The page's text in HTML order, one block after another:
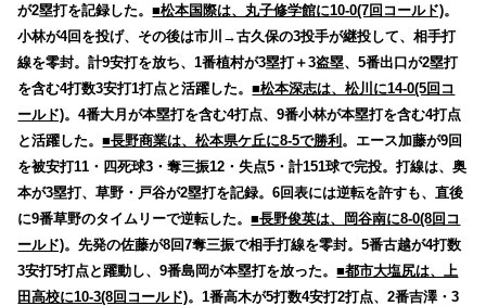
が2塁打を記録した。■松本国際は、丸子修学館に10-0(7回コールド)。
小林が4回を投げ、その後は市川→古久保の3投手が継投して、相手打
線を零封。計9安打を放ち、1番植村が3塁打＋3盗塁、5番出口が2塁打
を含む4打数3安打1打点と活躍した。■松本深志は、松川に14-0(5回コ
ールド)。4番大月が本塁打を含む4打点、9番小林が本塁打を含む4打点
と活躍した。■長野商業は、松本県ケ丘に8-5で勝利。エース加藤が9回
を被安打11・四死球3・奪三振12・失点5・計151球で完投。打線は、奥
本が3塁打、草野・戸谷が2塁打を記録。6回表には逆転を許すも、直後
に9番草野のタイムリーで逆転した。■長野俊英は、岡谷南に8-0(8回コ
ールド)。先発の佐藤が8回7奪三振で相手打線を零封。5番古越が4打数
3安打5打点と躍動し、9番島岡が本塁打を放った。■都市大塩尻は、上
田高校に10-3(8回コールド)。1番高木が5打数4安打2打点、2番吉澤・3